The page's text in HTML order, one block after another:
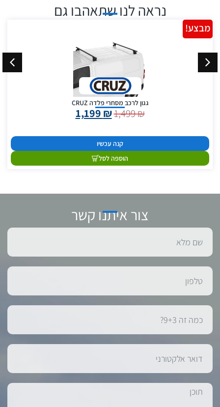
נראה לנו שתאהבו גם
גגון לרכב מסחרי פלדה CRUZ
1,499₪
1,199 ₪
קנה עכשיו
הוספה לסל
מבצע!
צור איתנו קשר